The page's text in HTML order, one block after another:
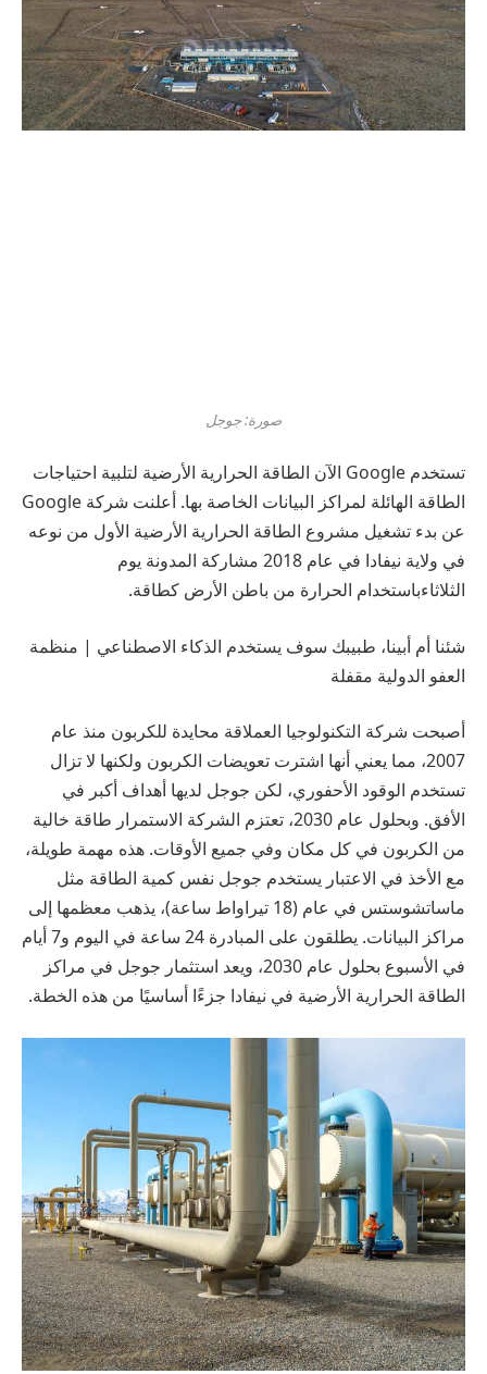
صورة: جوجل
تستخدم Google الآن الطاقة الحرارية الأرضية لتلبية احتياجات
الطاقة الهائلة لمراكز البيانات الخاصة بها. أعلنت شركة Google
عن بدء تشغيل مشروع الطاقة الحرارية الأرضية الأول من نوعه
في ولاية نيفادا في عام 2018
مشاركة المدونة يوم
الثلاثاءباستخدام الحرارة من باطن الأرض كطاقة.
شئنا أم أبينا، طبيبك سوف يستخدم الذكاء الاصطناعي | منظمة
العفو الدولية مقفلة
أصبحت شركة التكنولوجيا العملاقة محايدة للكربون منذ عام
2007، مما يعني أنها اشترت تعويضات الكربون ولكنها لا تزال
تستخدم الوقود الأحفوري، لكن جوجل لديها أهداف أكبر في
الأفق. وبحلول عام 2030، تعتزم الشركة الاستمرار
طاقة خالية
من الكربون في كل مكان وفي جميع الأوقات. هذه مهمة طويلة،
مع الأخذ في الاعتبار يستخدم جوجل نفس كمية الطاقة مثل
ماساتشوستس
في عام (18 تيراواط ساعة)، يذهب معظمها إلى
مراكز البيانات. يطلقون على المبادرة 24 ساعة في اليوم و7 أيام
في الأسبوع بحلول عام 2030، ويعد استثمار جوجل في مراكز
الطاقة الحرارية الأرضية في نيفادا جزءًا أساسيًا من هذه الخطة.